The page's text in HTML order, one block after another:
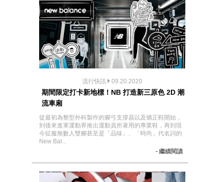
流行快訊 09.20.2020
期間限定打卡新地標！NB 打造新三原色 2D 潮
流車廂
從最初為整型外科製作的腳弓支撐器以及矯正鞋開始，
到後來進軍運動界推出運動員所著用的專業鞋，再到現
今征服無數人雙腳甚至是「品味」、「時尚」代名詞的
New Bal...
- 繼續閱讀